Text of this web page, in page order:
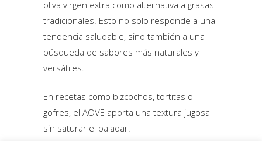
oliva virgen extra como alternativa a grasas
tradicionales. Esto no solo responde a una
tendencia saludable, sino también a una
búsqueda de sabores más naturales y
versátiles.
En recetas como bizcochos, tortitas o
gofres, el AOVE aporta una textura jugosa
sin saturar el paladar.